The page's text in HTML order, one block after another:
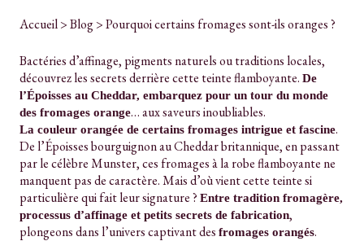
Accueil>Blog>Pourquoi certains fromages sont-ils oranges ?
Bactéries d’affinage, pigments naturels ou traditions locales,
découvrez les secrets derrière cette teinte flamboyante. De
l’Époisses au Cheddar, embarquez pour un tour du monde
des fromages orange… aux saveurs inoubliables.
La couleur orangée de certains fromages intrigue et fascine.
De l’Époisses bourguignon au Cheddar britannique, en passant
par le célèbre Munster, ces fromages à la robe flamboyante ne
manquent pas de caractère. Mais d’où vient cette teinte si
particulière qui fait leur signature ? Entre tradition fromagère,
processus d’affinage et petits secrets de fabrication,
plongeons dans l’univers captivant des fromages orangés.